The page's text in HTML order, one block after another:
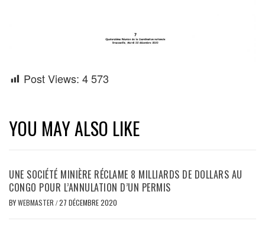
Post Views: 4 573
YOU MAY ALSO LIKE
UNE SOCIÉTÉ MINIÈRE RÉCLAME 8 MILLIARDS DE DOLLARS AU
CONGO POUR L’ANNULATION D’UN PERMIS
BYWEBMASTER /27 DÉCEMBRE 2020